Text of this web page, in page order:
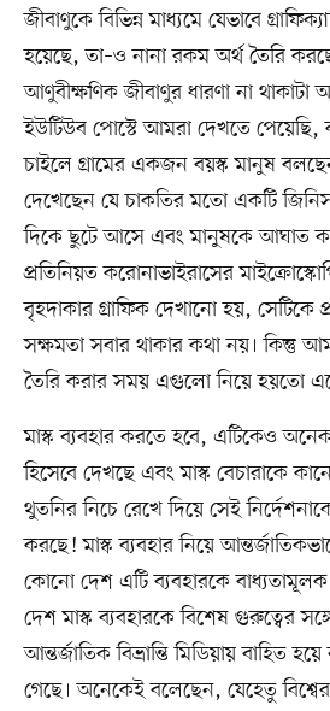
জীবাণুকে বিভিন্ন মাধ্যমে যেভাবে
হয়েছে, তা–ও নানা রকম অর্থ তৈরি
আণুবীক্ষণিক জীবাণুর ধারণা না থাকাটা
ইউটিউব পোস্টে আমরা দেখতে
চাইলে গ্রামের একজন বয়স্ক মানুষ
দেখেছেন যে চাকতির মতো একটি
দিকে ছুটে আসে এবং মানুষকে আঘাত
প্রতিনিয়ত করোনাভাইরাসের
বৃহদাকার গ্রাফিক দেখানো হয়, সেটিকে
সক্ষমতা সবার থাকার কথা নয়। কিন্তু
তৈরি করার সময় এগুলো নিয়ে হয়তো
মাস্ক ব্যবহার করতে হবে, এটিকেও
হিসেবে দেখছে এবং মাস্ক বেচারাকে
থুতনির নিচে রেখে দিয়ে সেই
করছে! মাস্ক ব্যবহার নিয়ে
কোনো দেশ এটি ব্যবহারকে
দেশ মাস্ক ব্যবহারকে বিশেষ গুরুত্বের
আন্তর্জাতিক বিভ্রান্তি মিডিয়ায় বাহিত
গেছে। অনেকেই বলেছেন, যেহেতু বিশ্বের